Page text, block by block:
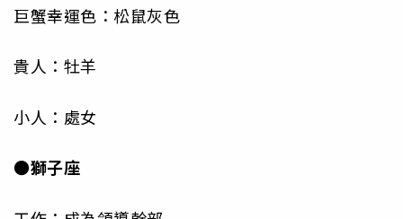
巨蟹幸運色：松鼠灰色
貴人：牡羊
小人：處女
●獅子座